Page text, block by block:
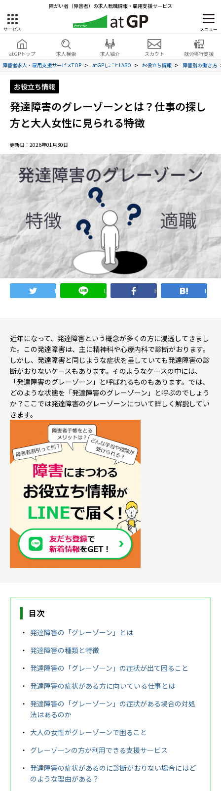
障がい者（障害者）の求人転職情報・雇用支援サービス
サービス メニュー
atGPトップ 求人検索 求人紹介 スカウト
就労移行支援
障害者求人・雇用支援サービスTOP
atGPしごとLABO お役立ち情報 障害別の働き方
お役立ち情報
発達障害のグレーゾーンとは？仕事の探し
方と大人女性に見られる特徴
更新日：2026年01月30日
Twitter LINE Facebook
近年になって、発達障害という概念が多くの方に浸透してきまし
た。この発達障害は、主に精神科や心療内科で診断がおります。
しかし、発達障害と同じような症状を呈していても発達障害の診
断がおりないケースもあります。そのようなケースの中には、
「発達障害のグレーゾーン」と呼ばれるものもあります。では、
どのような状態を「発達障害のグレーゾーン」と呼ぶのでしょう
か？ここでは発達障害のグレーゾーンについて詳しく解説してい
きます。
目次
発達障害の「グレーゾーン」とは
発達障害の種類と特徴
発達障害の「グレーゾーン」の症状が出て困ること
発達障害の症状がある方に向いている仕事とは
発達障害の「グレーゾーン」の症状がある場合の対処
法はあるのか
大人の女性がグレーゾーンで困ること
グレーゾーンの方が利用できる支援サービス
発達障害の症状があるのに診断がおりない場合にはど
のような理由がある？
障害者雇用のアットジーピー
サービスラインナップ
就転職支援サービス
障害者専門の就転職支援サービス
障害者アスリート専門の就転職支援サービス
ハイスキルな障害者の転職支援サービス
障害のある新卒学生専門の就職エージェントサービス
求人検索・スカウトサービス
就労移行支援サービス
障害別専門支援の就労移行支援サービス
IT・Web制作スキルを身につける就労移行支援サービス
農業生産サービス
ご利用ガイド
会員登録 無料
就労移行支援
見学・お問い合わせ 無料
atGPトップ
各種サービス
求人を検索する
求人を紹介してもらう
スカウトを受ける
就労支援サービス
就職・転職ノウハウ
お問い合わせ・よくある質問
メニューを閉じる